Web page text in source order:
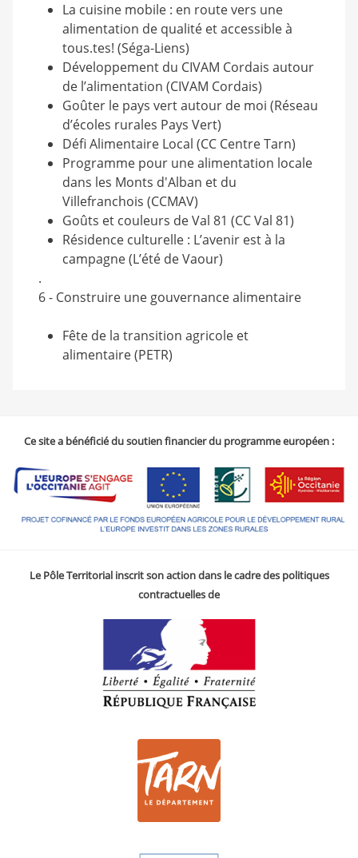
La cuisine mobile : en route vers une
alimentation de qualité et accessible à
tous.tes! (Séga-Liens)
Développement du CIVAM Cordais autour
de l’alimentation (CIVAM Cordais)
Goûter le pays vert autour de moi (Réseau
d’écoles rurales Pays Vert)
Défi Alimentaire Local (CC Centre Tarn)
Programme pour une alimentation locale
dans les Monts d'Alban et du
Villefranchois (CCMAV)
Goûts et couleurs de Val 81 (CC Val 81)
Résidence culturelle : L’avenir est à la
campagne (L’été de Vaour)
.
6 - Construire une gouvernance alimentaire
Fête de la transition agricole et
alimentaire (PETR)
Ce site a bénéficié du soutien financier du programme européen :
Le Pôle Territorial inscrit son action dans le cadre des politiques
contractuelles de